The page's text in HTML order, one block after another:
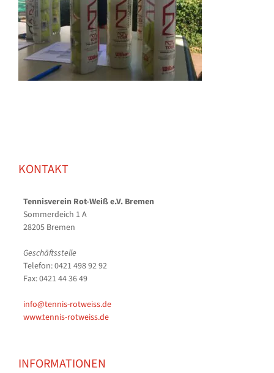
KONTAKT
Tennisverein Rot-Weiß e.V. Bremen
Sommerdeich 1 A
28205 Bremen
Geschäftsstelle
Telefon: 0421 498 92 92
Fax: 0421 44 36 49
info@tennis-rotweiss.de
www.tennis-rotweiss.de
INFORMATIONEN